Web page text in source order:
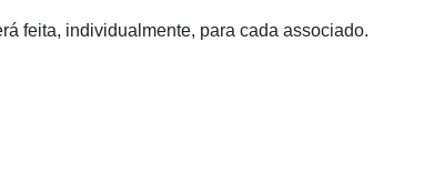
feita, individualmente, para cada associado.